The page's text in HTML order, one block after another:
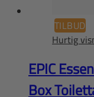
TILBUD
Hurtig
EPIC
Box